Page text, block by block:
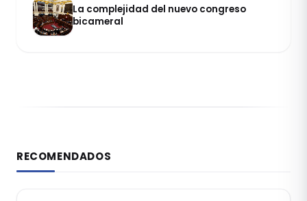
La complejidad del nuevo congreso
bicameral
RECOMENDADOS
DERECHO CONSTITUCIONAL